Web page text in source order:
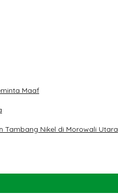
Maaf
Tambang Nikel di Morowali Utara